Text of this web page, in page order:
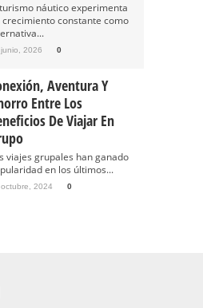
náutico experimenta
crecimiento constante como
2026 0
Aventura Y
Entre Los
De Viajar En
viajes grupales han ganado
en los últimos...
2024 0